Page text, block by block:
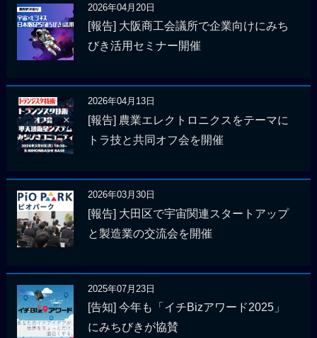
2026年04月20日
[報告] 大阪商工会議所で企業向けにみち
びき活用セミナー開催
2026年04月13日
[報告] 農業エレクトロニクスをテーマに
トラ技と共同オフ会を開催
2026年03月30日
[報告] 大田区で宇宙関連スタートアップ
と製造業の交流会を開催
2025年07月23日
[告知] 今年も「イチBizアワード2025」
にみちびきが協賛